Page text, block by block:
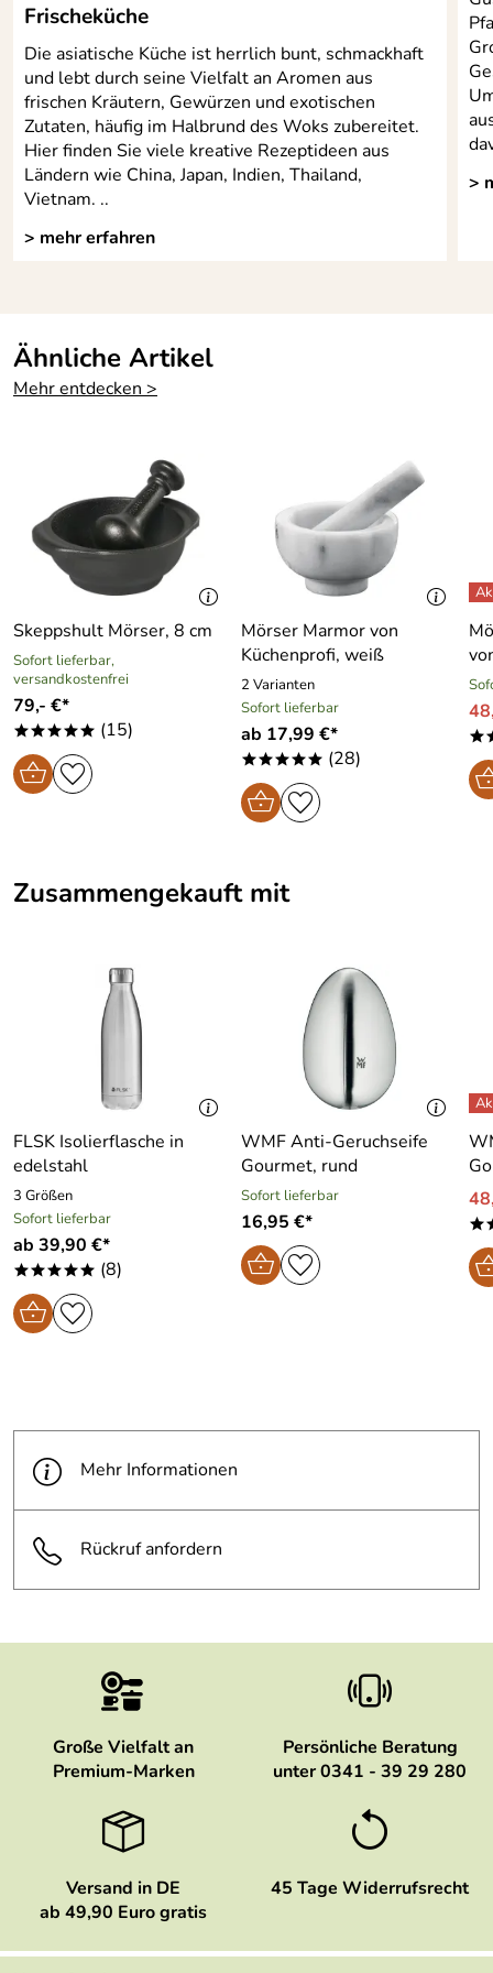
verarbeitung des gusseisernen teils ist ausgezeichnet, nur
am Übergang zum holzgriff hätte man etwas gründlicher
arbeiten können (das holz steht etwas über), ist aber
vorallem ein ästhetischer Makel, und für den Hobby-
heimwerker schnell behoben;-)
Kaufdatum: 19.12.2013
Bewertungsdatum: 30.12.2013
Frischeküche
Die asiatische Küche ist herrlich bunt, schmackhaft
und lebt durch seine Vielfalt an Aromen aus
frischen Kräutern, Gewürzen und exotischen
Zutaten, häufig im Halbrund des Woks zubereitet.
Hier finden Sie viele kreative Rezeptideen aus
Ländern wie China, Japan, Indien, Thailand,
Vietnam. ..
> mehr erfahren
>
Ähnliche Artikel
Mehr entdecken >
Skeppshult Mörser, 8 cm
Sofort lieferbar,
versandkostenfrei
79,- €*
***** (15)
Mörser Marmor von
Küchenprofi, weiß
2 Varianten
Sofort lieferbar
ab 17,99 €*
***** (28)
Zusammengekauft mit
FLSK Isolierflasche in
edelstahl
3 Größen
Sofort lieferbar
ab 39,90 €*
***** (8)
WMF Anti-Geruchseife
Gourmet, rund
Sofort lieferbar
16,95 €*
Mehr Informationen
Rückruf anfordern
Große Vielfalt an
Premium-Marken
Persönliche Beratung
unter 0341 - 39 29 280
Versand in DE
ab 49,90 Euro gratis
45 Tage Widerrufsrecht